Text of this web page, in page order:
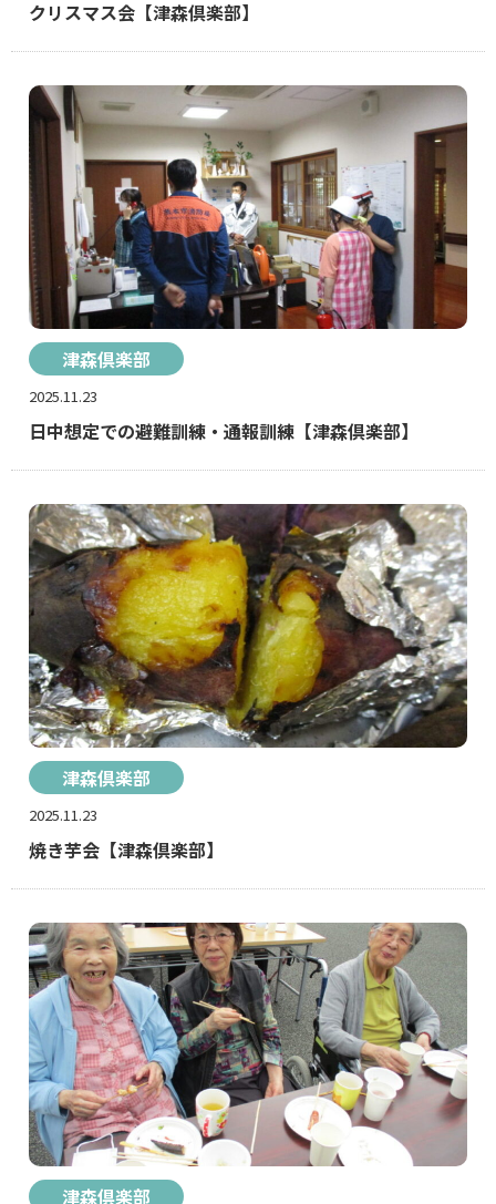
クリスマス会【津森倶楽部】
津森倶楽部
2025.11.23
日中想定での避難訓練・通報訓練【津森倶楽部】
津森倶楽部
2025.11.23
焼き芋会【津森倶楽部】
津森倶楽部